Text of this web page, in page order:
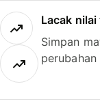
Lacak
Simpan